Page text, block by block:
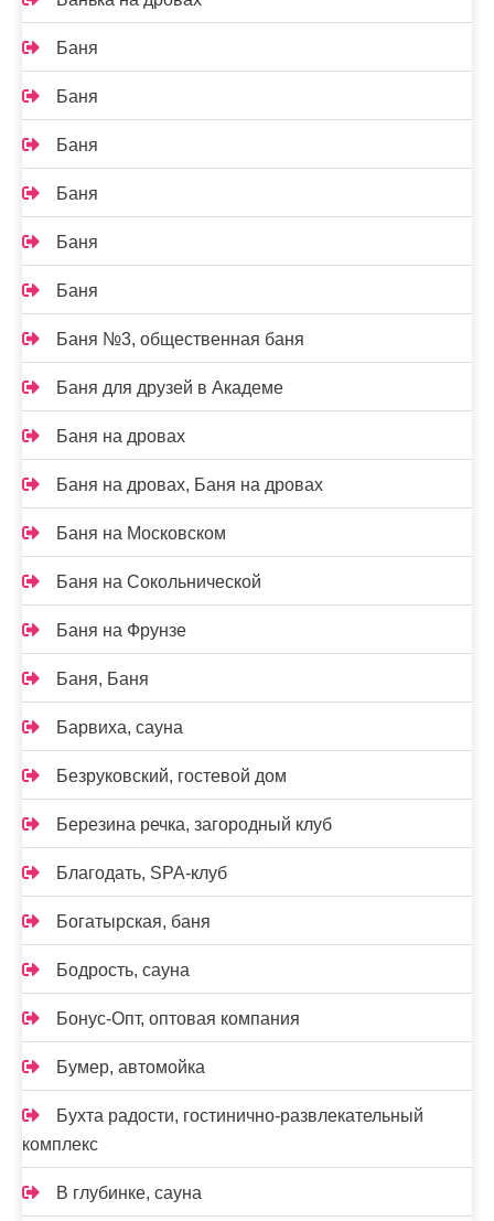
Баня
Баня
Баня
Баня
Баня
Баня
Баня №3, общественная баня
Баня для друзей в Академе
Баня на дровах
Баня на дровах, Баня на дровах
Баня на Московском
Баня на Сокольнической
Баня на Фрунзе
Баня, Баня
Барвиха, сауна
Безруковский, гостевой дом
Березина речка, загородный клуб
Благодать, SPA-клуб
Богатырская, баня
Бодрость, сауна
Бонус-Опт, оптовая компания
Бумер, автомойка
Бухта радости, гостинично-развлекательный
комплекс
В глубинке, сауна